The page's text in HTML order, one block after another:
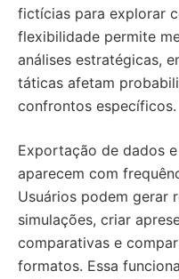
fictícias para explorar
flexibilidade permite
análises estratégicas,
táticas afetam
confrontos específicos.
Exportação de dados
aparecem com
Usuários podem gerar
simulações, criar
comparativas e
formatos. Essa